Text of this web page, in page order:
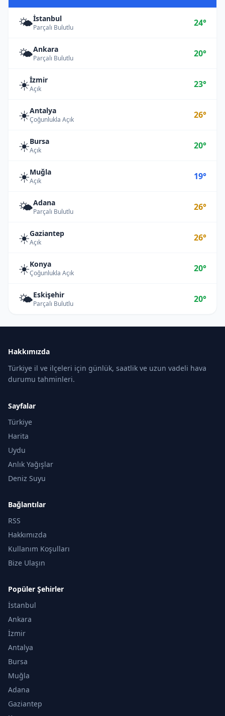
🌤️İstanbul
Parçalı Bulutlu 24°
🌤️Ankara
Parçalı Bulutlu 20°
☀️İzmir
Açık 23°
☀️Antalya
Çoğunlukla Açık 26°
☀️Bursa
Açık 20°
☀️Muğla
Açık 19°
🌤️Adana
Parçalı Bulutlu 26°
☀️Gaziantep
Açık 26°
☀️Konya
Çoğunlukla Açık 20°
🌤️Eskişehir
Parçalı Bulutlu 20°
Hakkımızda
Türkiye il ve ilçeleri için günlük, saatlik ve uzun vadeli hava
durumu tahminleri.
Sayfalar
Türkiye
Harita
Uydu
Anlık Yağışlar
Deniz Suyu
Bağlantılar
RSS
Hakkımızda
Kullanım Koşulları
Bize Ulaşın
Popüler Şehirler
İstanbul
Ankara
İzmir
Antalya
Bursa
Muğla
Adana
Gaziantep